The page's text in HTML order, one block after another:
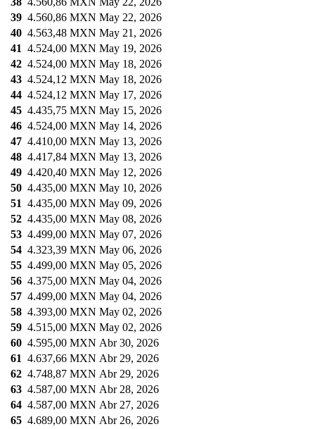
39 4.560,86 MXN May 22, 2026
40 4.563,48 MXN May 21, 2026
41 4.524,00 MXN May 19, 2026
42 4.524,00 MXN May 18, 2026
43 4.524,12 MXN May 18, 2026
44 4.524,12 MXN May 17, 2026
45 4.435,75 MXN May 15, 2026
46 4.524,00 MXN May 14, 2026
47 4.410,00 MXN May 13, 2026
48 4.417,84 MXN May 13, 2026
49 4.420,40 MXN May 12, 2026
50 4.435,00 MXN May 10, 2026
51 4.435,00 MXN May 09, 2026
52 4.435,00 MXN May 08, 2026
53 4.499,00 MXN May 07, 2026
54 4.323,39 MXN May 06, 2026
55 4.499,00 MXN May 05, 2026
56 4.375,00 MXN May 04, 2026
57 4.499,00 MXN May 04, 2026
58 4.393,00 MXN May 02, 2026
59 4.515,00 MXN May 02, 2026
60 4.595,00 MXN Abr 30, 2026
61 4.637,66 MXN Abr 29, 2026
62 4.748,87 MXN Abr 29, 2026
63 4.587,00 MXN Abr 28, 2026
64 4.587,00 MXN Abr 27, 2026
65 4.689,00 MXN Abr 26, 2026